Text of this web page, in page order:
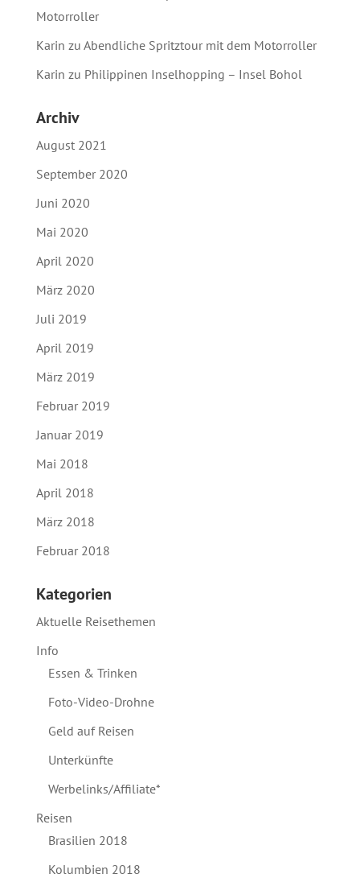
Motorroller
Karin zu Abendliche Spritztour mit dem Motorroller
Karin zu Philippinen Inselhopping – Insel Bohol
Archiv
August 2021
September 2020
Juni 2020
Mai 2020
April 2020
März 2020
Juli 2019
April 2019
März 2019
Februar 2019
Januar 2019
Mai 2018
April 2018
März 2018
Februar 2018
Kategorien
Aktuelle Reisethemen
Info
Essen & Trinken
Foto-Video-Drohne
Geld auf Reisen
Unterkünfte
Werbelinks/Affiliate*
Reisen
Brasilien 2018
Kolumbien 2018